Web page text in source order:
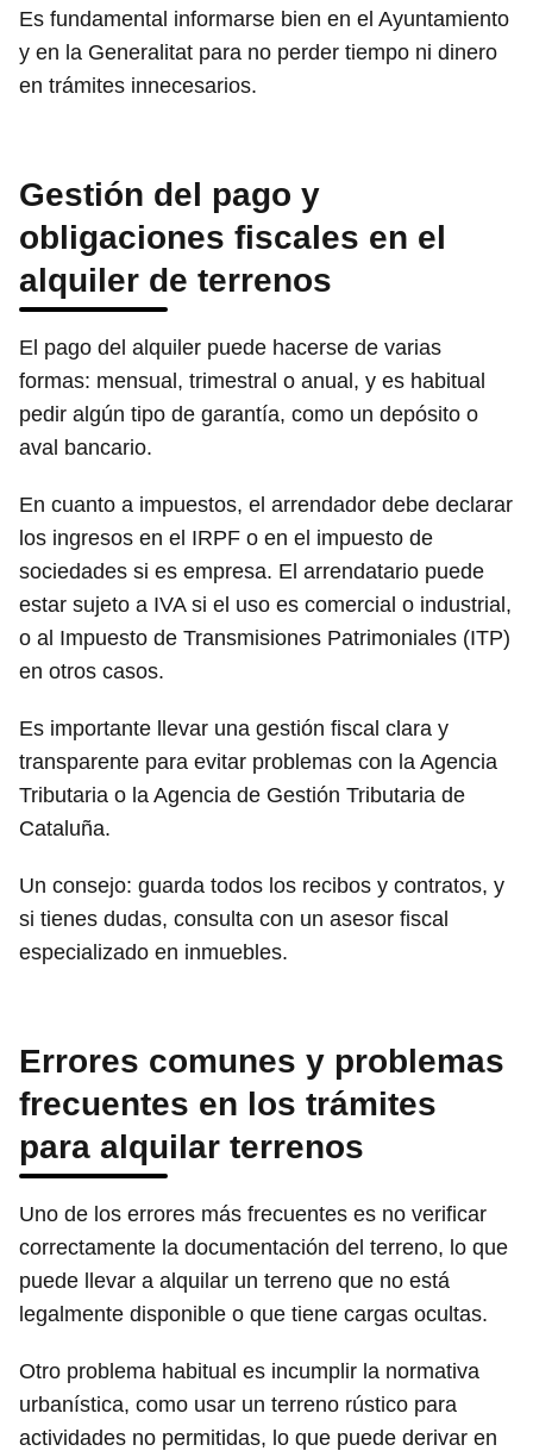
Es fundamental informarse bien en el Ayuntamiento
y en la Generalitat para no perder tiempo ni dinero
en trámites innecesarios.
Gestión del pago y
obligaciones fiscales en el
alquiler de terrenos
El pago del alquiler puede hacerse de varias
formas: mensual, trimestral o anual, y es habitual
pedir algún tipo de garantía, como un depósito o
aval bancario.
En cuanto a impuestos, el arrendador debe declarar
los ingresos en el IRPF o en el impuesto de
sociedades si es empresa. El arrendatario puede
estar sujeto a IVA si el uso es comercial o industrial,
o al Impuesto de Transmisiones Patrimoniales (ITP)
en otros casos.
Es importante llevar una gestión fiscal clara y
transparente para evitar problemas con la Agencia
Tributaria o la Agencia de Gestión Tributaria de
Cataluña.
Un consejo: guarda todos los recibos y contratos, y
si tienes dudas, consulta con un asesor fiscal
especializado en inmuebles.
Errores comunes y problemas
frecuentes en los trámites
para alquilar terrenos
Uno de los errores más frecuentes es no verificar
correctamente la documentación del terreno, lo que
puede llevar a alquilar un terreno que no está
legalmente disponible o que tiene cargas ocultas.
Otro problema habitual es incumplir la normativa
urbanística, como usar un terreno rústico para
actividades no permitidas, lo que puede derivar en